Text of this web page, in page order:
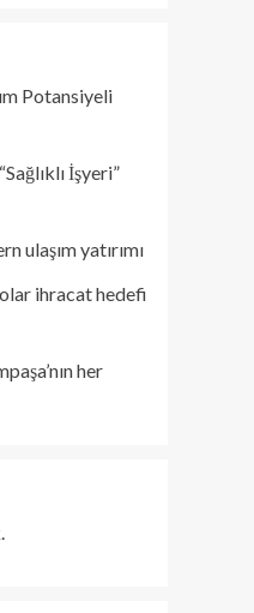
Potansiyeli
İşyeri”
ulaşım yatırımı
ihracat hedefi
her